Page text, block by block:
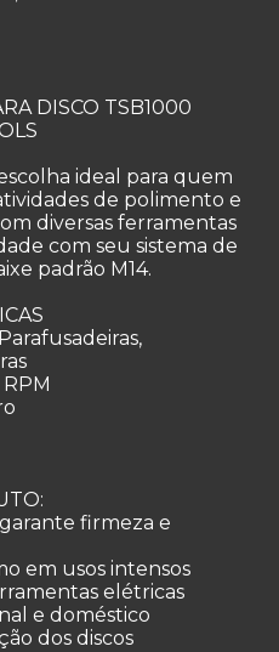
DISCO TSB1000
ideal para quem
de polimento e
diversas ferramentas
com seu sistema de
padrão M14.
firmeza e
em usos intensos
elétricas
e doméstico
dos discos